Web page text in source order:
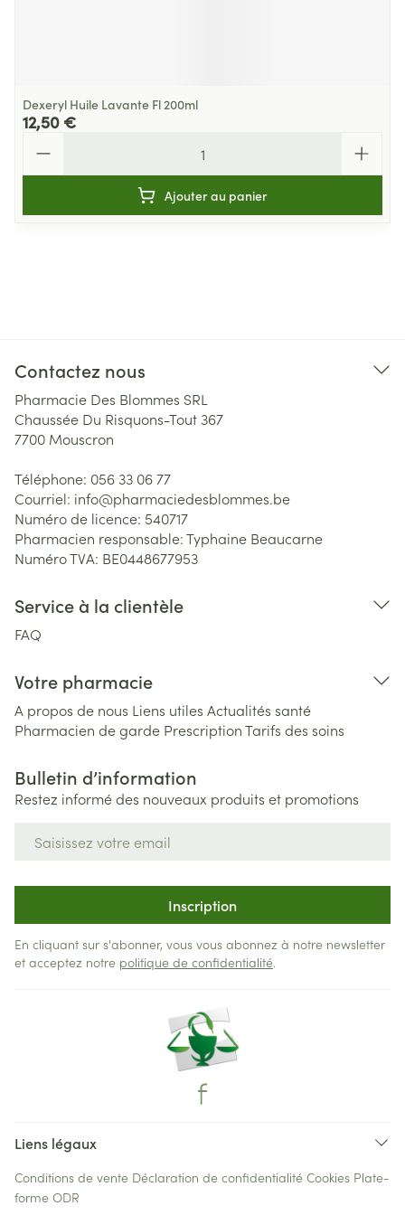
Dexeryl Huile Lavante Fl 200ml
12,50 €
Ajouter au panier
Contactez nous
Pharmacie Des Blommes SRL
Chaussée Du Risquons-Tout 367
7700 Mouscron
Téléphone: 056 33 06 77
Courriel: info@pharmaciedesblommes.be
Numéro de licence: 540717
Pharmacien responsable:Typhaine Beaucarne
Numéro TVA: BE0448677953
Service à la clientèle
FAQ
Votre pharmacie
A propos de nous Liens utiles Actualités santé
Pharmacien de garde PrescriptionTarifs des soins
Bulletin d’information
Restez informé des nouveaux produits et promotions
Inscription
En cliquant sur s'abonner, vous vous abonnez à notre newsletter
et acceptez notre politique de confidentialité.
Liens légaux
Conditions de vente Déclaration de confidentialité Cookies Plate-
forme ODR